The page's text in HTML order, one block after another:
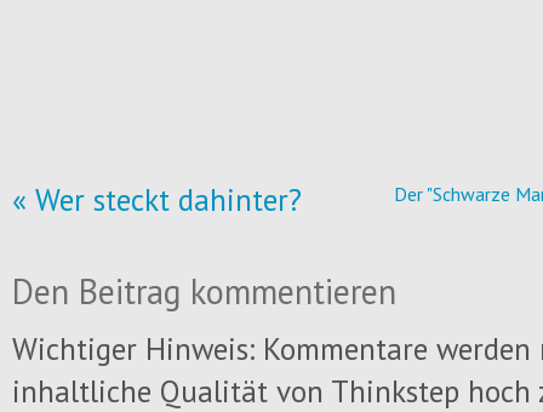
« Wer steckt dahinter? Der "Schwarze
Den Beitrag kommentieren
Wichtiger Hinweis: Kommentare
inhaltliche Qualität von Thinkstep hoch